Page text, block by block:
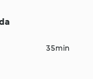
35min